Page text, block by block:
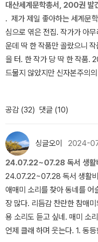
멸을 느껴 때려 치우기는 했지
이런 경력은 그의 작품에도
로는 여성, 가족, 자유, 사랑,
통 부재, 분노라고 할 수 있으
죽음, 관습, 전쟁, 학살, 퇴보
설 참조했음) <세레나데>에
어둡지만 아는 대로 이야기해
대한 오스만 제국을 건설하고
제국은 인근의 여러 국가와 민
한다. 20세기 들어 유럽열강에
르키예는 다른 나라들과 마찬
며, 20세기 후반에는 유연성
작한다. 물론 이 배후에는 민
계속되는 쿠데타, 심각한 경제
이 복합적으로 경향을 더욱
터무니없거나 유감스러운 공
냉철하게 다른 모든 종류의
절망하면서 살 수는 없다. 몸
국 견딜 수 없어지고, 총명함
망하는 독자는 결국 책과 멀어
된다. 아니면 절망을 치료한
해지라고! 미지의 땅에서 찾
스러기나 하얀 조약돌 같은 생
항심 가득한 청년들에게 건넨
지는 않았지만... ㅋㅋ 내가 그
겠지만, 나는 호아킨이 최고의
학’을, 특정한 감정 하나에 독
로 다시 돌아오게 하는 문학으
국한된 이야기는 아니었을 거
던진 호아킨의 문학적 조언이
잠긴 문학이 어떤 독자에게는
대산세계문학총서, 200권 발
. 제가 제일 좋아하는 세계문
심으로 엮은 전집. 작가가 아
운데 딱 한 작품만 골랐으니
을 터. 한 작가 당 딱 한 작품.
드물지 않았지만 신자본주의
정한 편집부의 고심 끝에 결
지만 그래도 독자가 읽기에 정
을 고르려 합니다. 제가 이 시
거의 다 읽은 거 같습니다. 이
서 대산세계문학총서의 자랑
운데 이 시리즈 출판물로 가장
읽은 책을 리스트 업 했습니다
통과하지 못한 아쉬운 책과 다
할 수밖에 없었던 책도 또 열
들어가기 전에, 마지막 2백번
타인>은 지금 희망도서 신청
공감 (32) 댓글 (10)
싱글오이 2024-
24.07.22~07.28 독서 생활
24.07.22~07.28 독서 생활비
애매미 소리를 찾아 동네를 어
장 많다. 리듬감 찬란한 참매
용 소리도 듣고 싶네. 매미 소
언제 클래 하며 웃는다. 1. 동